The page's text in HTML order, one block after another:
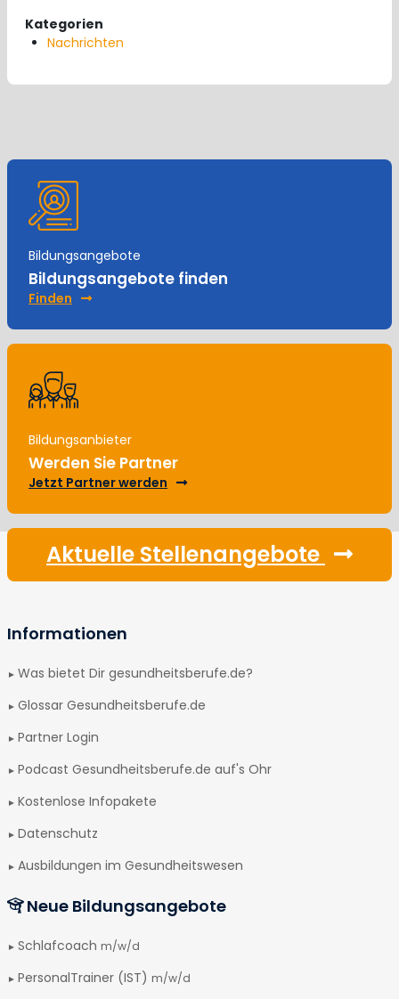
Kategorien
Nachrichten
Bildungsangebote
Bildungsangebote finden
Finden
Bildungsanbieter
Werden Sie Partner
Jetzt Partner werden
Aktuelle Stellenangebote
Informationen
Was bietet Dir gesundheitsberufe.de?
Glossar Gesundheitsberufe.de
Partner Login
Podcast Gesundheitsberufe.de auf's Ohr
Kostenlose Infopakete
Datenschutz
Ausbildungen im Gesundheitswesen
Neue Bildungsangebote
Schlafcoach m/w/d
PersonalTrainer (IST) m/w/d